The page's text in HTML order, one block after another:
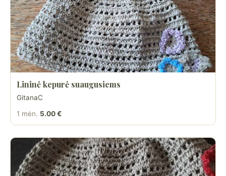
Lininė kepurė suaugusiems
GitanaC
1 mėn. 5.00 €